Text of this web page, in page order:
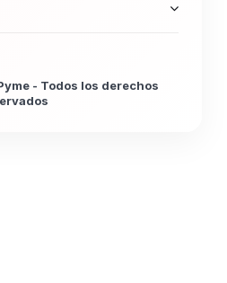
- Todos los derechos